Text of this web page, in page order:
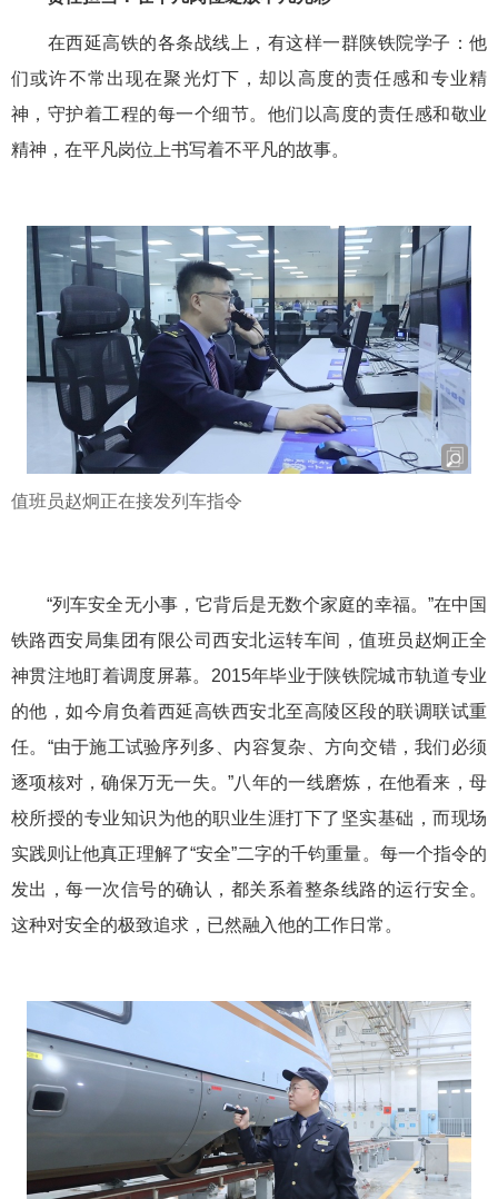
在西延高铁的各条战线上，有这样一群陕铁院学子：他
们或许不常出现在聚光灯下，却以高度的责任感和专业精
神，守护着工程的每一个细节。他们以高度的责任感和敬业
精神，在平凡岗位上书写着不平凡的故事。
值班员赵炯正在接发列车指令
“列车安全无小事，它背后是无数个家庭的幸福。”在中国
铁路西安局集团有限公司西安北运转车间，值班员赵炯正全
神贯注地盯着调度屏幕。2015年毕业于陕铁院城市轨道专业
的他，如今肩负着西延高铁西安北至高陵区段的联调联试重
任。“由于施工试验序列多、内容复杂、方向交错，我们必须
逐项核对，确保万无一失。”八年的一线磨炼，在他看来，母
校所授的专业知识为他的职业生涯打下了坚实基础，而现场
实践则让他真正理解了“安全”二字的千钧重量。每一个指令的
发出，每一次信号的确认，都关系着整条线路的运行安全。
这种对安全的极致追求，已然融入他的工作日常。